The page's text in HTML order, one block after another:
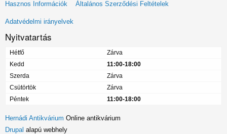
menü
Hasznos Információk Általános Szerződési Feltételek
Adatvédelmi irányelvek
Nyitvatartás
Hétfő
Zárva
Kedd
11:00-18:00
Szerda
Zárva
Csütörtök
Zárva
Péntek
11:00-18:00
Hernádi Antikvárium Online antikvárium
Drupal alapú webhely